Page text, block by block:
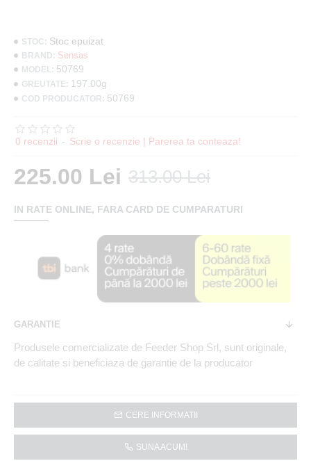
STOC: Stoc epuizat
BRAND: Sensas
MODEL: 50769
GREUTATE: 197.00g
COD PRODUCATOR: 50769
0 recenzii - Scrie o recenzie | Parerea ta conteaza!
313.00 Lei
225.00 Lei
CERE INFORMATII
SUNA ACUM!
IN RATE ONLINE, FARA CARD DE CUMPARATURI
GARANTIE
Produsele comercializate de Feeder Shop Srl, sunt originale,
de calitate si beneficiaza de garantie de la producator